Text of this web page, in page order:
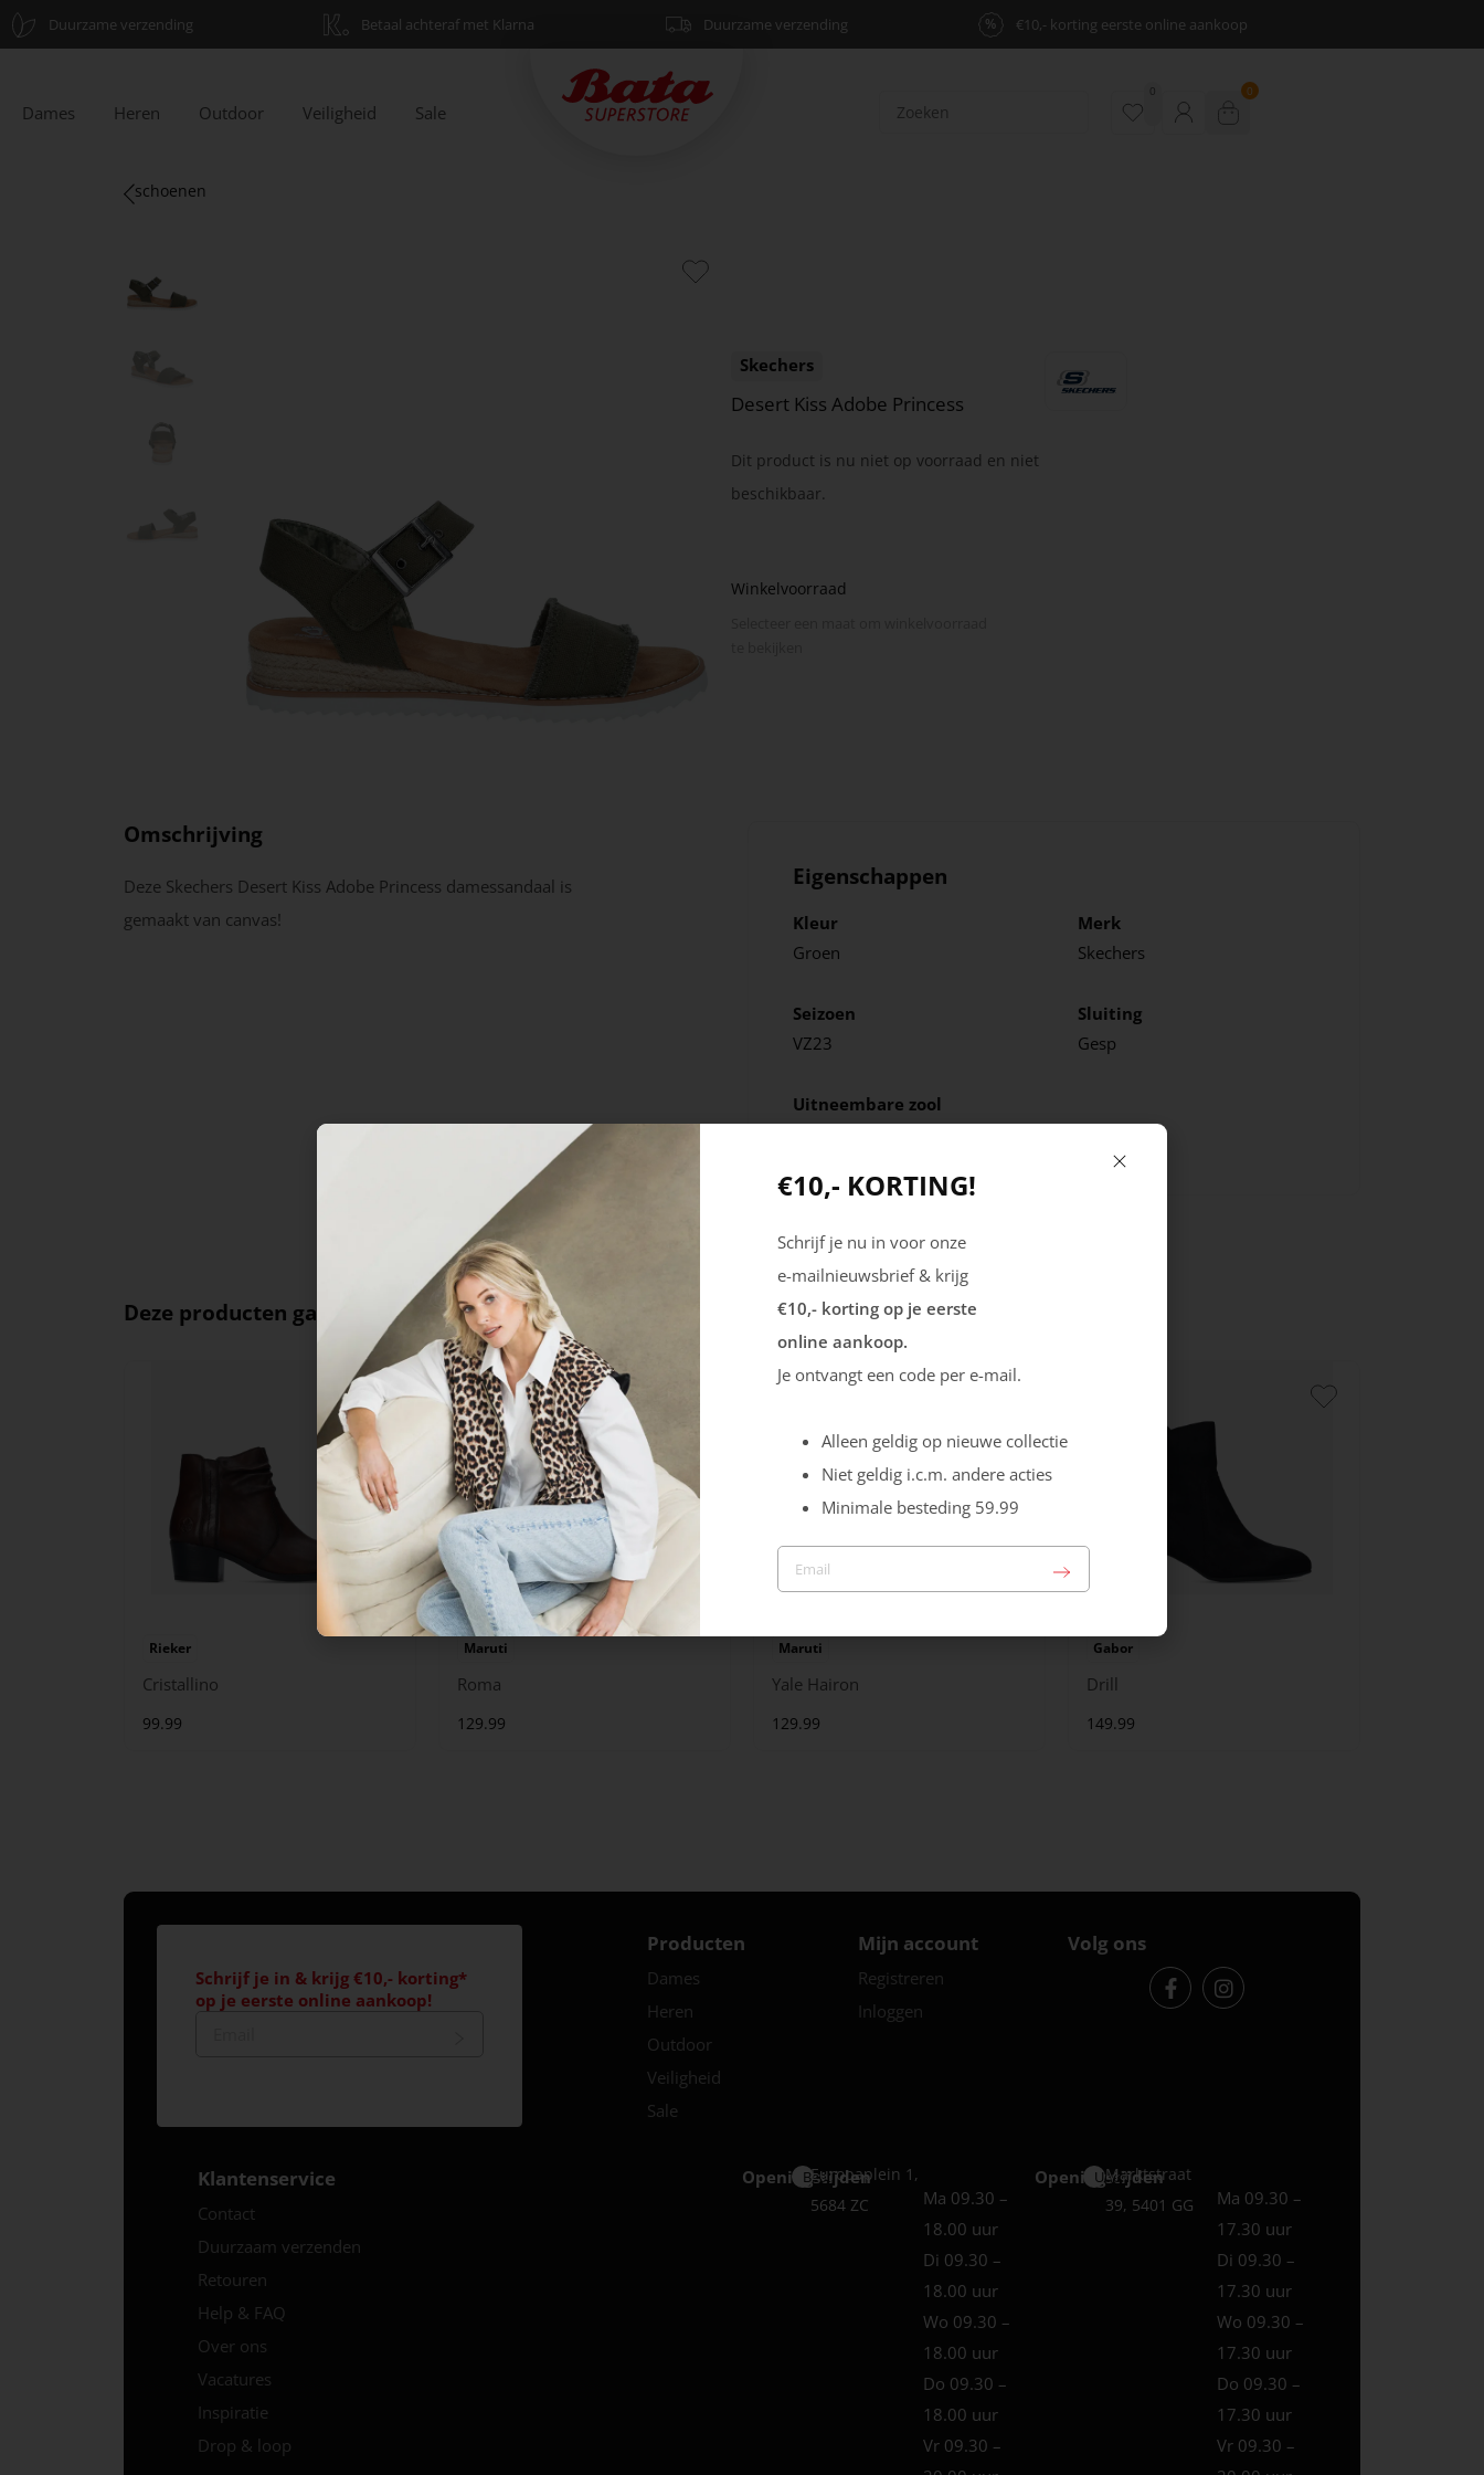
Duurzame verzending Betaal achteraf met Klarna Duurzame verzending % €10,- korting eerste online aankoop
Dames Heren Outdoor Veiligheid Sale
0 0
schoenen
Skechers
Desert Kiss Adobe Princess
Dit product is nu niet op voorraad en niet
beschikbaar.
Winkelvoorraad
Omschrijving
Deze Skechers Desert Kiss Adobe Princess damessandaal is
gemaakt van canvas!
Eigenschappen
Kleur
Groen
Merk
Skechers
Seizoen
VZ23
Sluiting
Gesp
Uitneembare zool
Deze producten ga je leuk vinden
Rieker
Cristallino
99.99
Maruti
Roma
129.99
Maruti
Yale Hairon
129.99
Gabor
Drill
149.99
Schrijf je in & krijg €10,- korting*
op je eerste online aankoop!
Producten
Dames
Heren
Outdoor
Veiligheid
Sale
Mijn account
Registreren
Inloggen
Volg ons
Klantenservice
Contact
Duurzaam verzenden
Retouren
Help & FAQ
Over ons
Vacatures
Inspiratie
Drop & loop
Openingstijden
Best
Europaplein 1,
5684 ZC
Ma 09.30 –
18.00 uur
Di 09.30 –
18.00 uur
Wo 09.30 –
18.00 uur
Do 09.30 –
18.00 uur
Vr 09.30 –
Openingstijden
Uden
Marktstraat
39, 5401 GG
Ma 09.30 –
17.30 uur
Di 09.30 –
17.30 uur
Wo 09.30 –
17.30 uur
Do 09.30 –
17.30 uur
Vr 09.30 –
€10,- KORTING!
Schrijf je nu in voor onze
e-mailnieuwsbrief & krijg
€10,- korting op je eerste
online aankoop.
Je ontvangt een code per e-mail.
Alleen geldig op nieuwe collectie
Niet geldig i.c.m. andere acties
Minimale besteding 59.99